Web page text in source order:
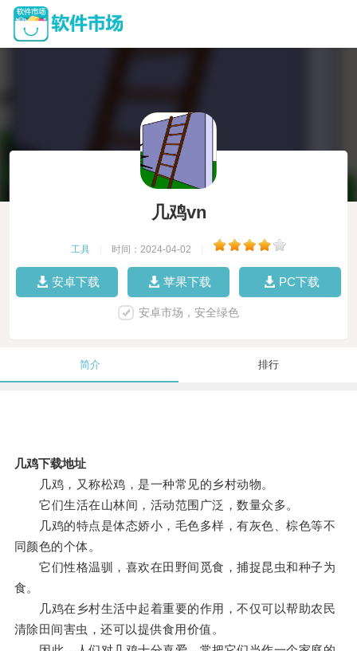
几鸡vn
工具 时间：2024-04-02
安卓下载 苹果下载 PC下载
安卓市场，安全绿色
简介 排行
几鸡下载地址
几鸡，又称松鸡，是一种常见的乡村动物。
它们生活在山林间，活动范围广泛，数量众多。
几鸡的特点是体态娇小，毛色多样，有灰色、棕色等不
同颜色的个体。
它们性格温驯，喜欢在田野间觅食，捕捉昆虫和种子为
食。
几鸡在乡村生活中起着重要的作用，不仅可以帮助农民
清除田间害虫，还可以提供食用价值。